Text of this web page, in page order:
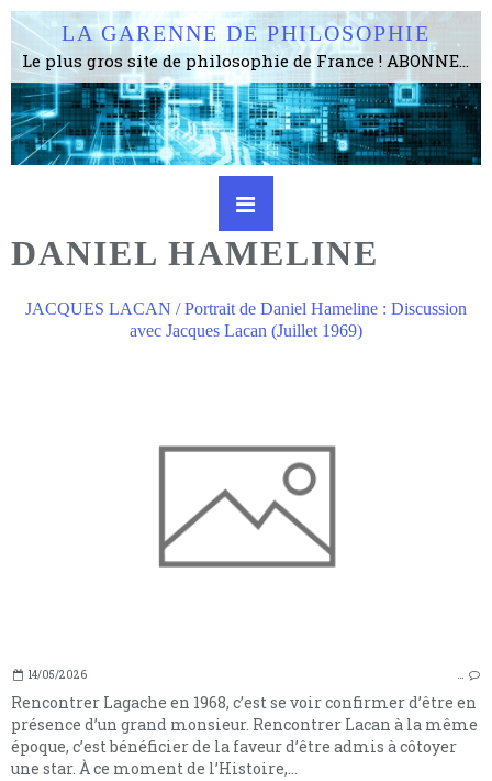
LA GARENNE DE PHILOSOPHIE
Le plus gros site de philosophie de France ! ABONNEZ-VOUS ! 4115 Articles, 1634 abonné·e·s, depuis 2006 . . . . . . . . 2 852 214 pages vues jusqu'à présent. Prestance et être apte à un plus grand nombre de choses.
DANIEL HAMELINE
JACQUES LACAN / Portrait de Daniel Hameline : Discussion
avec Jacques Lacan (Juillet 1969)
14/05/2026 …
Rencontrer Lagache en 1968, c’est se voir confirmer d’être en
présence d’un grand monsieur. Rencontrer Lacan à la même
époque, c’est bénéficier de la faveur d’être admis à côtoyer
une star. À ce moment de l’Histoire,...